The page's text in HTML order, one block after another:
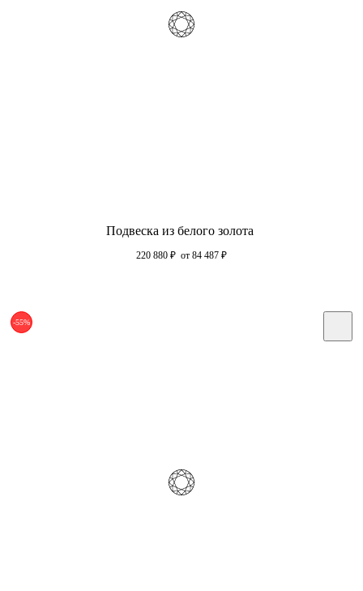
Подвеска из белого золота
220 880 ₽ от 84 487 ₽
-55%